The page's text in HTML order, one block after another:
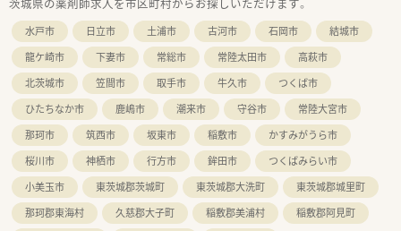
水戸市 日立市 土浦市 古河市 石岡市
結城市
龍ケ崎市
下妻市 常総市 常陸太田市
高萩市
北茨城市
笠間市 取手市 牛久市
つくば市
ひたちなか市
鹿嶋市 潮来市 守谷市
常陸大宮市
那珂市
筑西市 坂東市 稲敷市
かすみがうら市
桜川市
神栖市 行方市 鉾田市
つくばみらい市
小美玉市
東茨城郡茨城町 東茨城郡大洗町
東茨城郡城里町
那珂郡東海村
久慈郡大子町 稲敷郡美浦村
稲敷郡阿見町